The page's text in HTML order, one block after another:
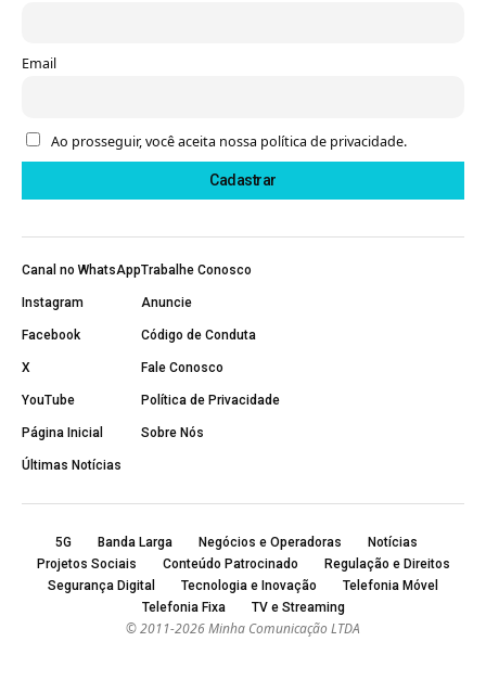
Email
Ao prosseguir, você aceita nossa política de privacidade.
Canal no WhatsApp
Instagram
Facebook
X
YouTube
Página Inicial
Últimas Notícias
Trabalhe Conosco
Anuncie
Código de Conduta
Fale Conosco
Política de Privacidade
Sobre Nós
5G Banda Larga Negócios e Operadoras
Notícias
Projetos Sociais
Conteúdo Patrocinado
Regulação e Direitos
Segurança Digital
Tecnologia e Inovação
Telefonia Móvel
Telefonia Fixa
TV e Streaming
© 2011-2026 Minha Comunicação LTDA